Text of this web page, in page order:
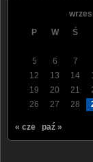
P
W Ś
5
6 7
12
13 14
19
20 21
26
27 28
« cze paź »